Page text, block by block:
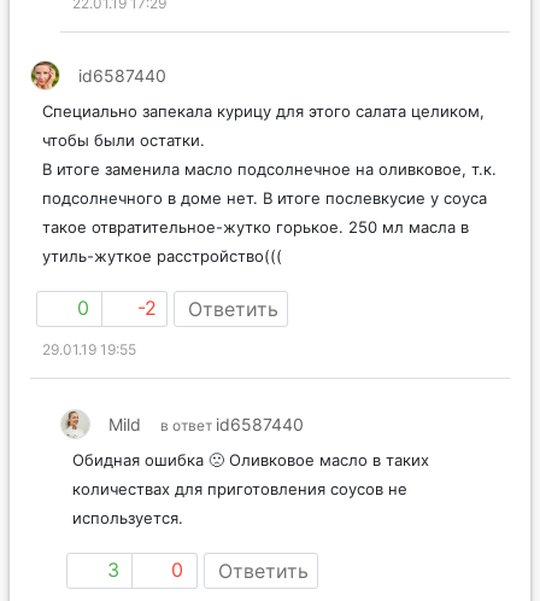
id6587440
Специально запекала курицу для этого салата целиком,
чтобы были остатки.
В итоге заменила масло подсолнечное на оливковое, т.к.
подсолнечного в доме нет. В итоге послевкусие у соуса
такое отвратительное-жутко горькое. 250 мл масла в
утиль-жуткое расстройство(((
0 -2 Ответить
29.01.19 19:55
Mild в ответ id6587440
Обидная ошибка 🙁 Оливковое масло в таких
количествах для приготовления соусов не
используется.
3 0 Ответить